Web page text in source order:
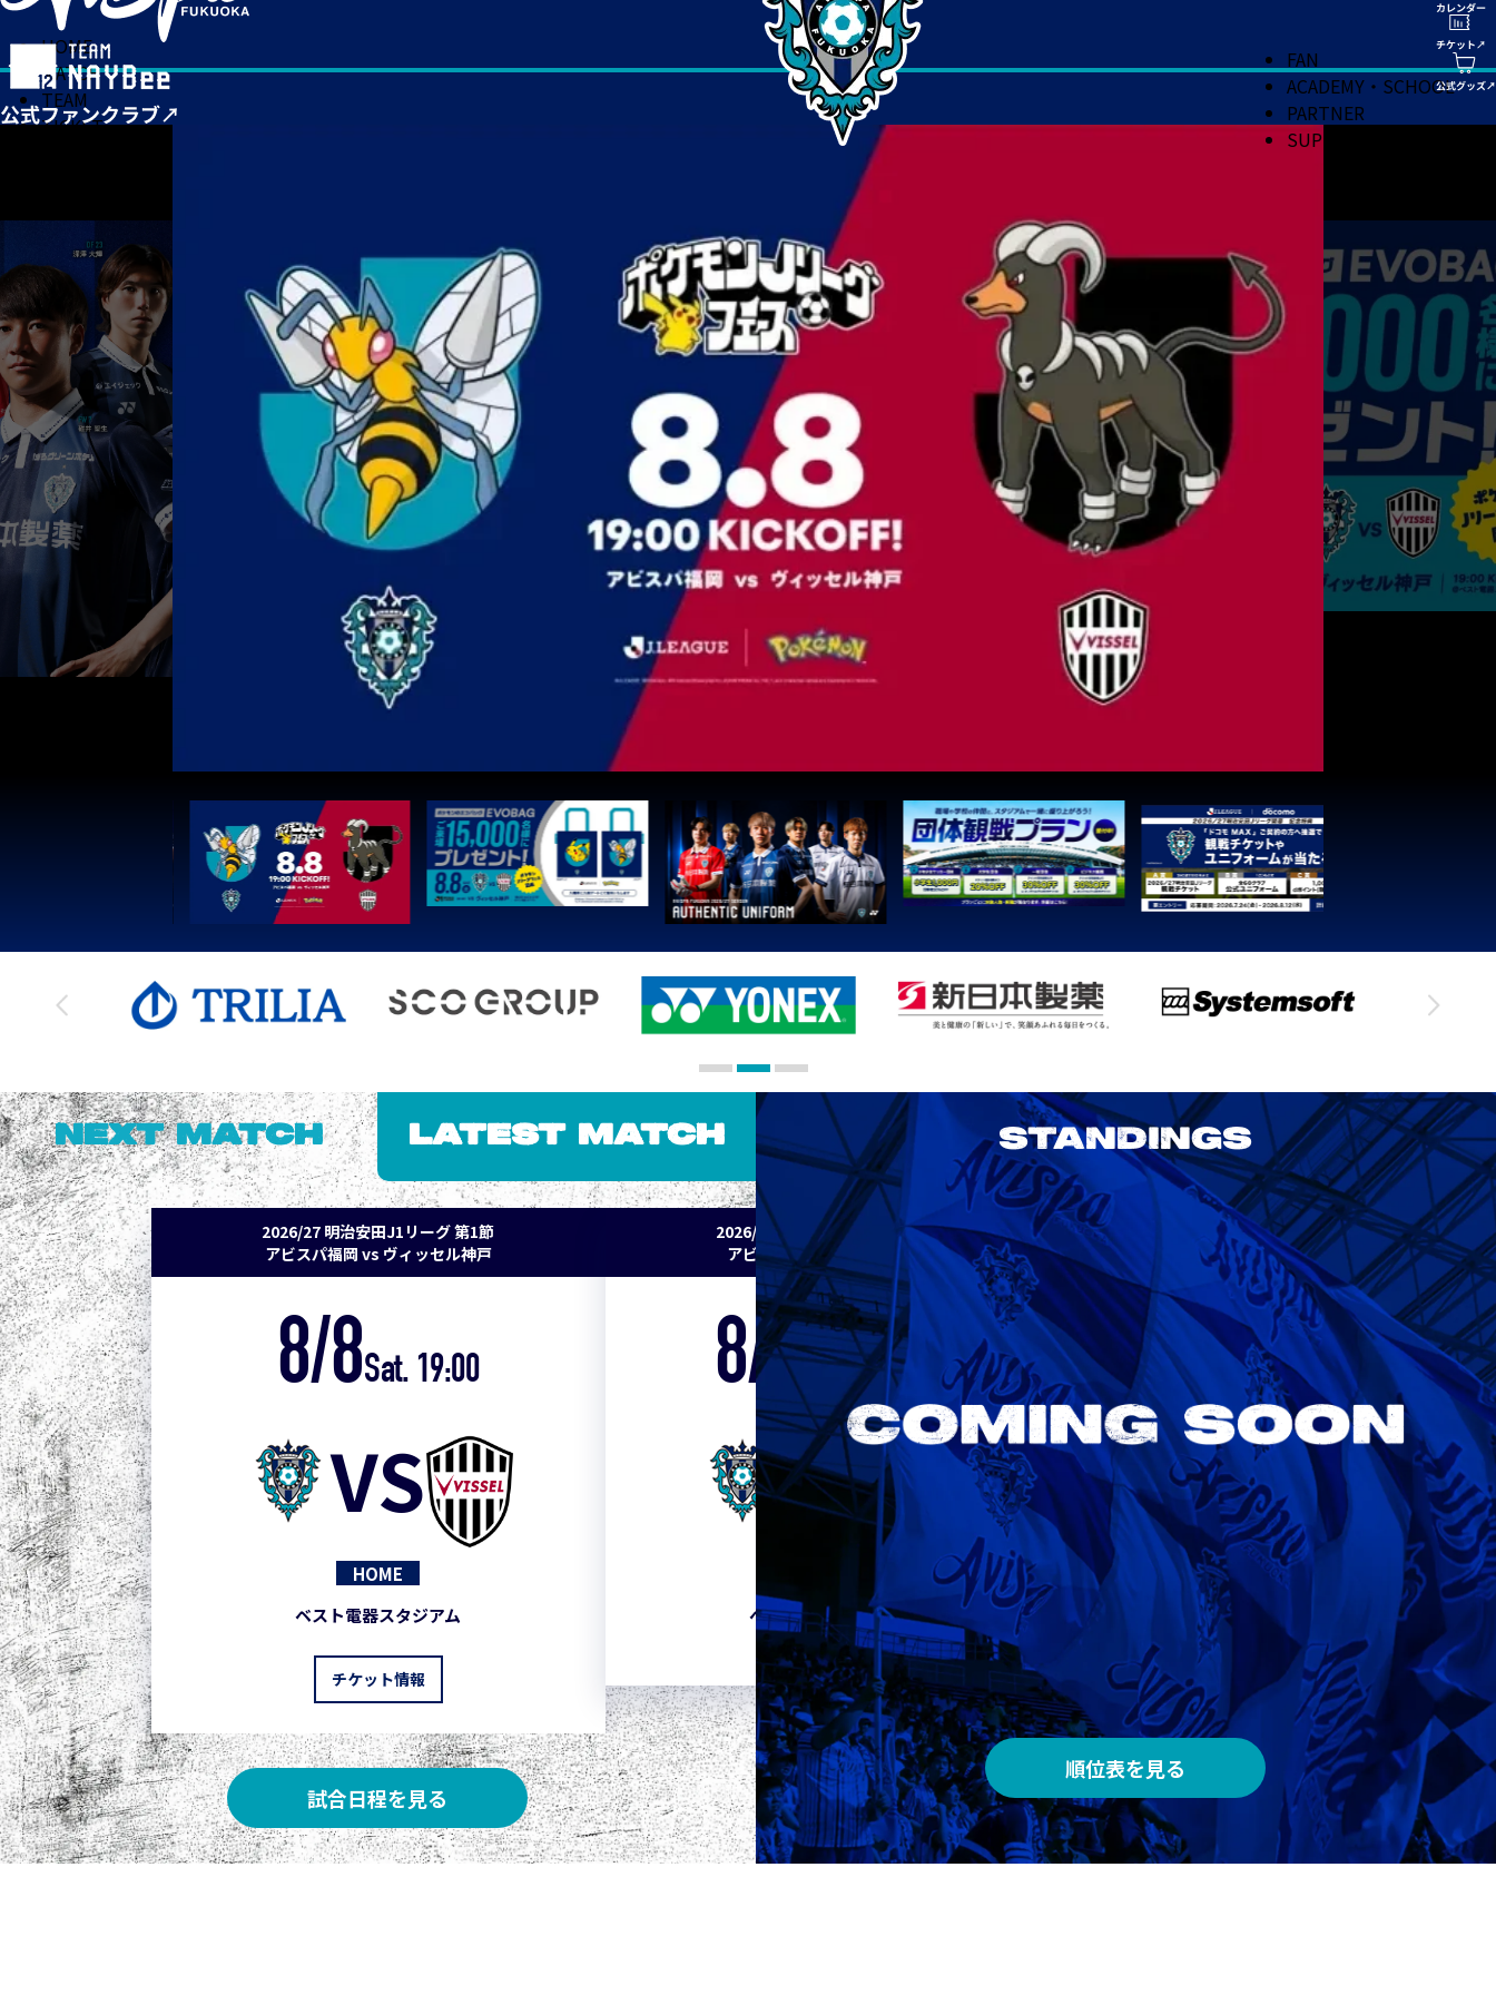
HOME
MATCH
TEAM
TICKET
FAN
ACADEMY・SCHOOL
PARTNER
SUPPORT
NEXT MATCH LATEST MATCH
2026/27 明治安田J1リーグ 第1節
アビスパ福岡 vs ヴィッセル神戸
8/8Sat. 19:00
VS
HOME
ベスト電器スタジアム
チケット情報
2026/27 明治安田J1リーグ 第2節
アビスパ福岡 vs セレッソ大阪
8/15Sat. 19:00
VS
ベスト電器スタジアム
2026/27 明治安田J1リーグ 第3節
アビスパ福岡 vs 鹿島アントラーズ
8/22Sat. 18:00
VS
AWAY
メルカリスタジアム
試合日程を見る
STANDINGS
順位表を見る